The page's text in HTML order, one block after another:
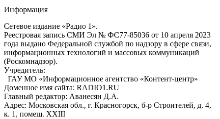
Информация
Сетевое издание «Радио 1».
Реестровая запись СМИ Эл № ФС77-85036 от 10 апреля 2023
года выдано Федеральной службой по надзору в сфере связи,
информационных технологий и массовых коммуникаций
(Роскомнадзор).
Учредитель:
ГАУ МО «Информационное агентство «Контент-центр»
Доменное имя сайта: RADIO1.RU
Главный редактор: Аванесян Д.А.
Адрес: Московская обл., г. Красногорск, б-р Строителей, д. 4,
к. 1, помещ. XXIII